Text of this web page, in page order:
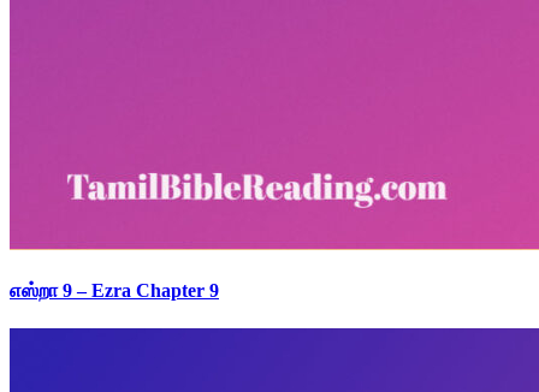
எஸ்றா 9 – Ezra Chapter 9